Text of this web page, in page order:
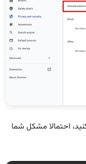
احتمالا مشکل شما